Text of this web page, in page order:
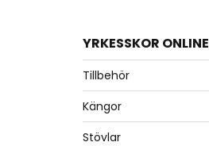
YRKESSKOR ONLINE
Tillbehör
Kängor
Stövlar